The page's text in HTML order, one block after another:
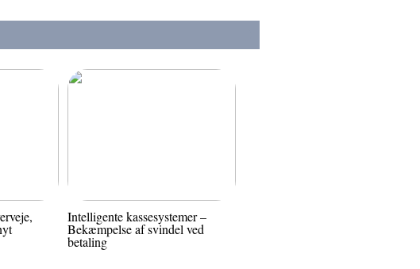
Intelligente kassesystemer –
Bekæmpelse af svindel ved
betaling